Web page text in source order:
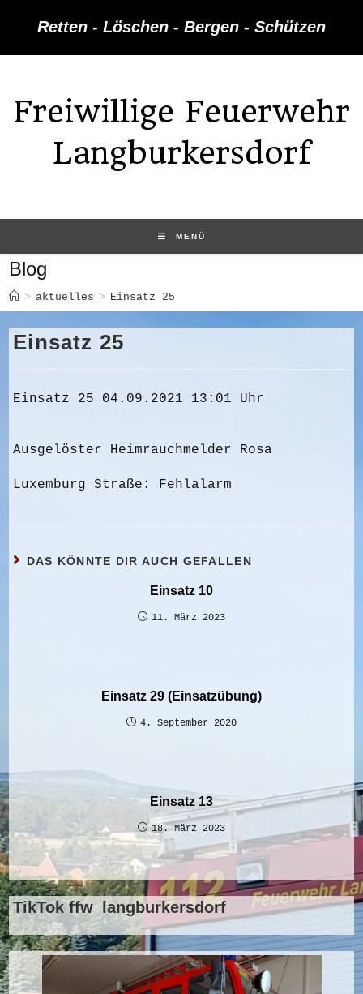
Retten - Löschen - Bergen - Schützen
Freiwillige Feuerwehr
Langburkersdorf
MENÜ
Blog
> aktuelles > Einsatz 25
Einsatz 25
Einsatz 25 04.09.2021 13:01 Uhr
Ausgelöster Heimrauchmelder Rosa
Luxemburg Straße: Fehlalarm
DAS KÖNNTE DIR AUCH GEFALLEN
Einsatz 10
11. März 2023
Einsatz 29 (Einsatzübung)
4. September 2020
Einsatz 13
18. März 2023
TikTok ffw_langburkersdorf